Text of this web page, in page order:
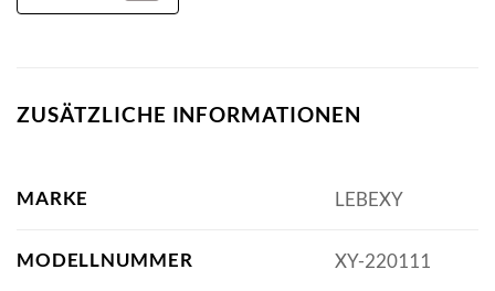
ZUSÄTZLICHE INFORMATIONEN
MARKE ‎LEBEXY
MODELLNUMMER ‎XY-220111